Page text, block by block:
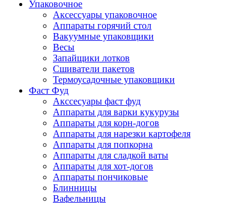
Упаковочное
Аксессуары упаковочное
Аппараты горячий стол
Вакуумные упаковщики
Весы
Запайщики лотков
Сшиватели пакетов
Термоусадочные упаковщики
Фаст Фуд
Акссесуары фаст фуд
Аппараты для варки кукурузы
Аппараты для корн-догов
Аппараты для нарезки картофеля
Аппараты для попкорна
Аппараты для сладкой ваты
Аппараты для хот-догов
Аппараты пончиковые
Блинницы
Вафельницы